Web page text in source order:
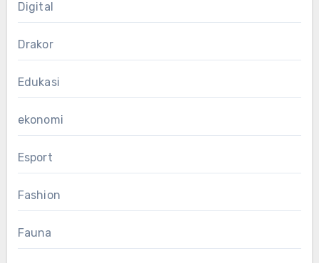
Digital
Drakor
Edukasi
ekonomi
Esport
Fashion
Fauna